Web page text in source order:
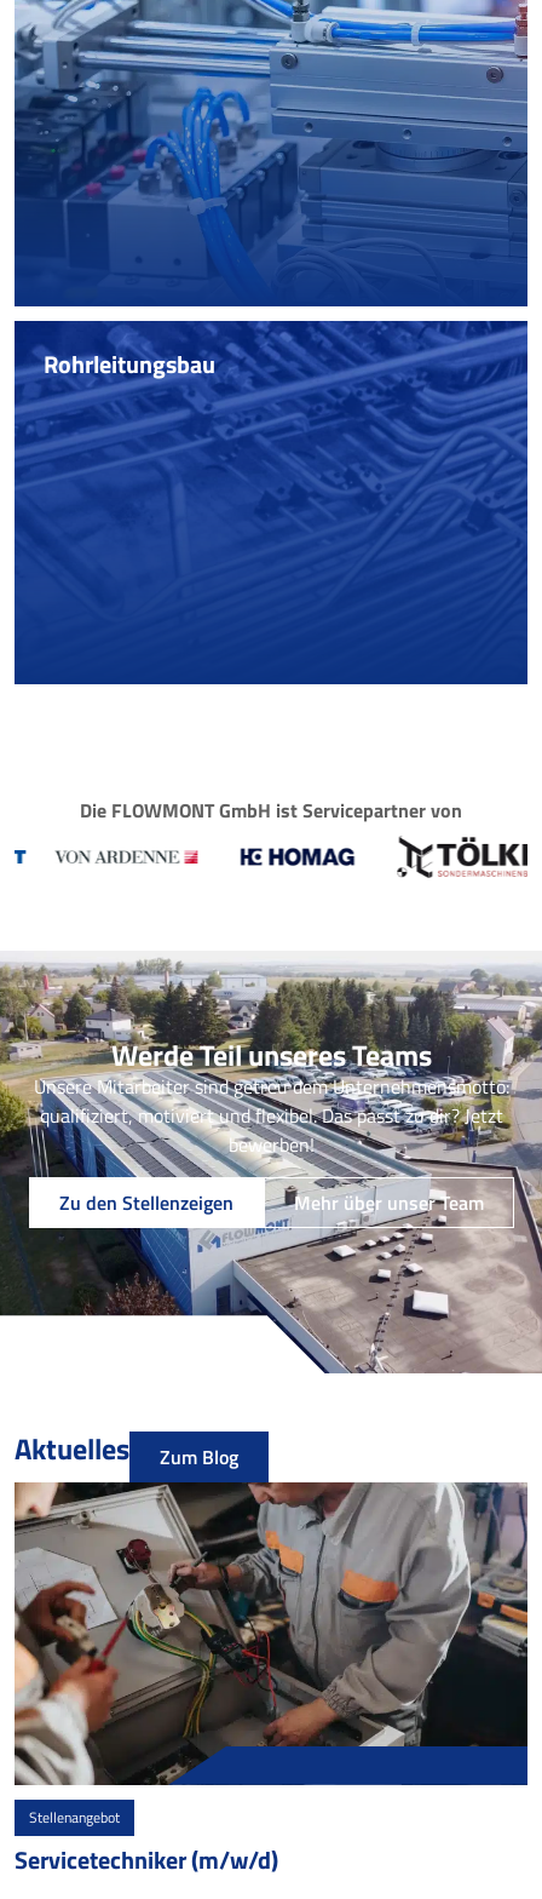
Prozesssichere Installation. Wir planen und montieren
pneumatische Systeme und Steuerungen, die exakt
auf Ihre spezifischen Anforderungen abgestimmt sind.
Mehr erfahren
Rohrleitungsbau Rohrleitungsbau
Zertifizierter Rohrleitungsbau für die Industrie. Von
Hydraulik bis Thermalöl – wir realisieren
prozesssichere Medienführungen weltweit und
termingerecht.
Mehr erfahren
Die FLOWMONT GmbH ist Servicepartner von
Werde Teil unseres Teams
Unsere Mitarbeiter sind getreu dem Unternehmensmotto:
qualifiziert, motiviert und flexibel. Das passt zu dir? Jetzt
bewerben!
Zu den Stellenzeigen
Mehr über unser Team
Aktuelles Zum Blog
Stellenangebot
Servicetechniker (m/w/d)